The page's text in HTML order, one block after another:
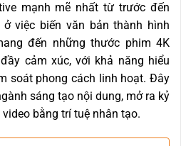
mạnh mẽ nhất từ trước đến
việc biến văn bản thành hình
đến những thước phim 4K
cảm xúc, với khả năng hiểu
soát phong cách linh hoạt. Đây
sáng tạo nội dung, mở ra kỷ
bằng trí tuệ nhân tạo.